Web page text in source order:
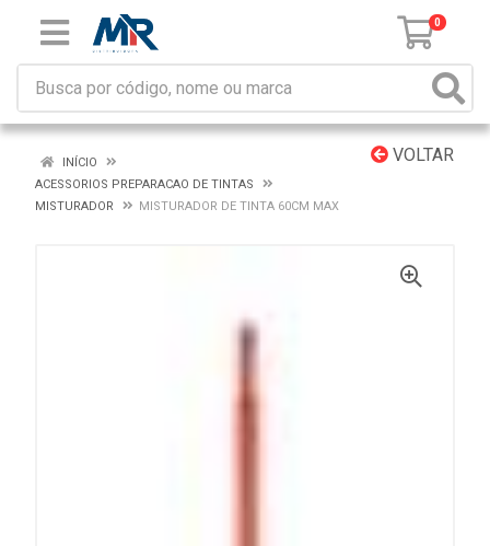
0
VOLTAR
INÍCIO
ACESSORIOS PREPARACAO DE TINTAS
MISTURADOR
MISTURADOR DE TINTA 60CM MAX